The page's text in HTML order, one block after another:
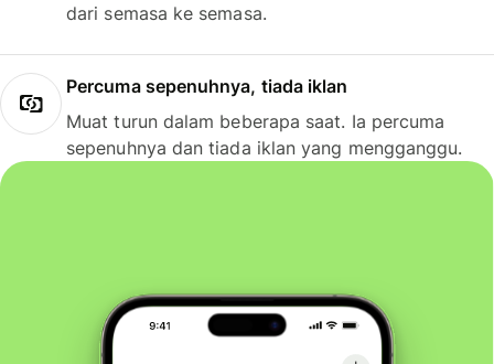
dari semasa ke semasa.
Percuma sepenuhnya, tiada iklan
Muat turun dalam beberapa saat. Ia percuma
sepenuhnya dan tiada iklan yang mengganggu.